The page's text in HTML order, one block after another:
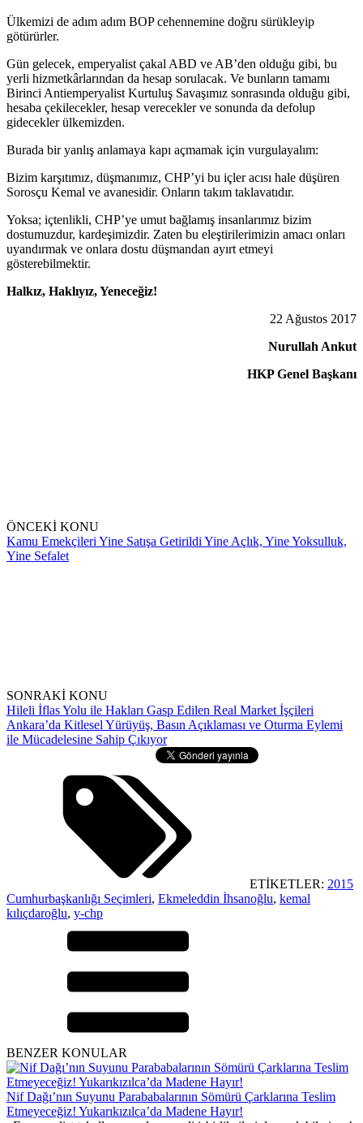
Ülkemizi de adım adım BOP cehennemine doğru sürükleyip
götürürler.
Gün gelecek, emperyalist çakal ABD ve AB’den olduğu gibi, bu
yerli hizmetkârlarından da hesap sorulacak. Ve bunların tamamı
Birinci Antiemperyalist Kurtuluş Savaşımız sonrasında olduğu gibi,
hesaba çekilecekler, hesap verecekler ve sonunda da defolup
gidecekler ülkemizden.
Burada bir yanlış anlamaya kapı açmamak için vurgulayalım:
Bizim karşıtımız, düşmanımız, CHP’yi bu içler acısı hale düşüren
Sorosçu Kemal ve avanesidir. Onların takım taklavatıdır.
Yoksa; içtenlikli, CHP’ye umut bağlamış insanlarımız bizim
dostumuzdur, kardeşimizdir. Zaten bu eleştirilerimizin amacı onları
uyandırmak ve onlara dostu düşmandan ayırt etmeyi
gösterebilmektir.
Halkız, Haklıyız, Yeneceğiz!
22 Ağustos 2017
Nurullah Ankut
HKP Genel Başkanı
ÖNCEKİ KONU
Kamu Emekçileri Yine Satışa Getirildi Yine Açlık, Yine Yoksulluk,
Yine Sefalet
SONRAKİ KONU
Hileli İflas Yolu ile Hakları Gasp Edilen Real Market İşçileri
Ankara’da Kitlesel Yürüyüş, Basın Açıklaması ve Oturma Eylemi
ile Mücadelesine Sahip Çıkıyor
ETİKETLER: 2015
Cumhurbaşkanlığı Seçimleri, Ekmeleddin İhsanoğlu, kemal
kılıçdaroğlu, y-chp
BENZER KONULAR
Nif Dağı’nın Suyunu Parababalarının Sömürü Çarklarına Teslim
Etmeyeceğiz! Yukarıkızılca’da Madene Hayır!